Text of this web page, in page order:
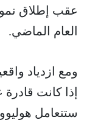
عقب إطلاق
العام الماضي.
ومع ازدياد
إذا كانت
ستتعامل